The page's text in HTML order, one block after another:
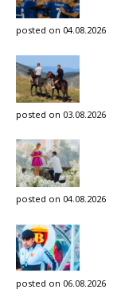
posted on 04.08.2026
posted on 03.08.2026
posted on 04.08.2026
posted on 06.08.2026